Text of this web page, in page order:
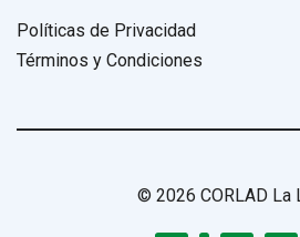
Políticas de Privacidad
Términos y Condiciones
© 2026 CORLAD La